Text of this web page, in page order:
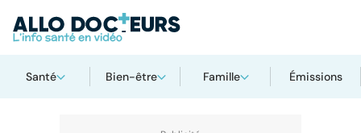
Santé Bien-être Famille Émissions